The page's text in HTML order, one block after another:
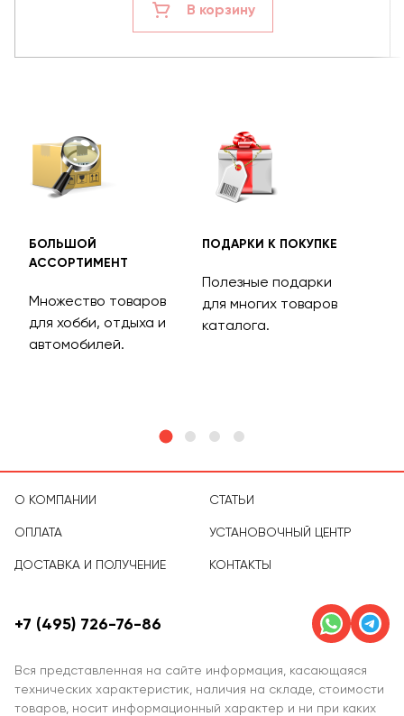
В корзину
БОЛЬШОЙ
АССОРТИМЕНТ
Множество товаров
для хобби, отдыха и
автомобилей.
ПОДАРКИ К ПОКУПКЕ
Полезные подарки
для многих товаров
каталога.
О КОМПАНИИ
ОПЛАТА
ДОСТАВКА И ПОЛУЧЕНИЕ
СТАТЬИ
УСТАНОВОЧНЫЙ ЦЕНТР
КОНТАКТЫ
Вся представленная на сайте информация, касающаяся
технических характеристик, наличия на складе, стоимости
товаров, носит информационный характер и ни при каких
+7 (495) 726-76-86